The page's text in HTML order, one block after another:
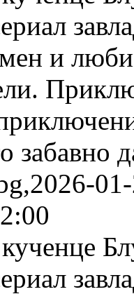
и
забавно